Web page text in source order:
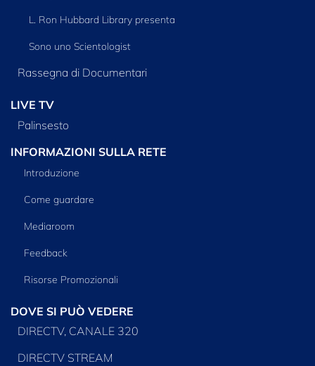
L. Ron Hubbard Library presenta
Sono uno Scientologist
Rassegna di Documentari
LIVE TV
Palinsesto
INFORMAZIONI SULLA RETE
Introduzione
Come guardare
Mediaroom
Feedback
Risorse Promozionali
DOVE SI PUÒ VEDERE
DIRECTV, CANALE 320
DIRECTV STREAM